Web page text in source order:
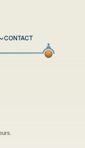
CONTACT